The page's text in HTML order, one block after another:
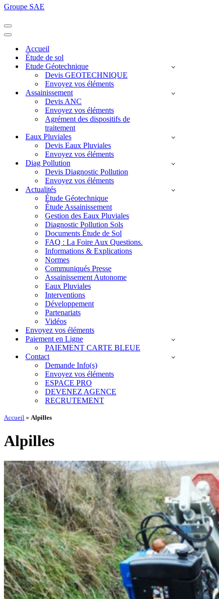
Groupe SAE
Menu
de
Menu
navigationAccueil
Étude de sol
Etude Géotechnique
Devis GEOTECHNIQUE
Envoyez vos éléments
Assainissement
Devis ANC
Envoyez vos éléments
Agrément des dispositifs de
traitement
Eaux Pluviales
Devis Eaux Pluviales
Envoyez vos éléments
Diag Pollution
Devis Diagnostic Pollution
Envoyez vos éléments
Actualités
Étude Géotechnique
Étude Assainissement
Gestion des Eaux Pluviales
Diagnostic Pollution Sols
Documents Étude de Sol
FAQ : La Foire Aux Questions.
Informations & Explications
Normes
Communiqués Presse
Assainissement Autonome
Eaux Pluviales
Interventions
Développement
Partenariats
Vidéos
Envoyez vos éléments
Paiement en Ligne
PAIEMENT CARTE BLEUE
Contact
Demande Info(s)
Envoyez vos éléments
ESPACE PRO
DEVENEZ AGENCE
RECRUTEMENT
Accueil » Alpilles
Alpilles